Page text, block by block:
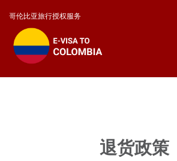
哥伦比亚旅行授权服务
退货政策